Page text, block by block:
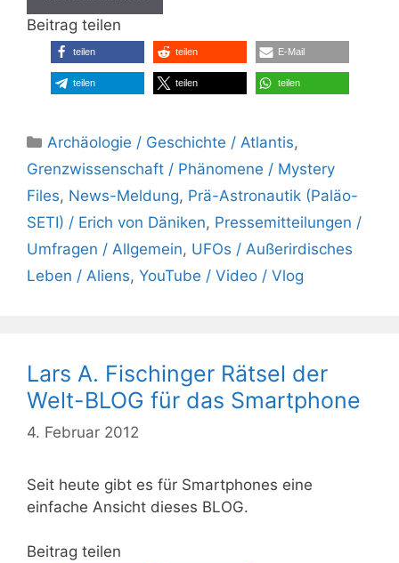
Beitrag teilen
teilen teilen E-Mail
teilen teilen teilen
Kategorien
Archäologie / Geschichte / Atlantis,
Grenzwissenschaft / Phänomene / Mystery
Files, News-Meldung, Prä-Astronautik (Paläo-
SETI) / Erich von Däniken, Pressemitteilungen /
Umfragen / Allgemein, UFOs / Außerirdisches
Leben / Aliens, YouTube / Video / Vlog
Lars A. Fischinger Rätsel der
Welt-BLOG für das Smartphone
4. Februar 2012
Seit heute gibt es für Smartphones eine
einfache Ansicht dieses BLOG.
Beitrag teilen